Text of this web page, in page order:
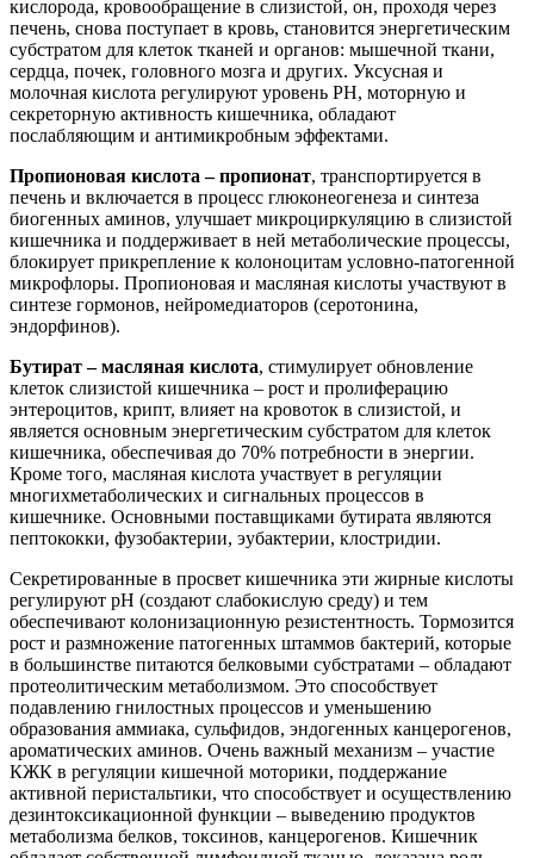
кислорода, кровообращение в слизистой, он, проходя через
печень, снова поступает в кровь, становится энергетическим
субстратом для клеток тканей и органов: мышечной ткани,
сердца, почек, головного мозга и других. Уксусная и
молочная кислота регулируют уровень РН, моторную и
секреторную активность кишечника, обладают
послабляющим и антимикробным эффектами.
Пропионовая кислота – пропионат, транспортируется в
печень и включается в процесс глюконеогенеза и синтеза
биогенных аминов, улучшает микроциркуляцию в слизистой
кишечника и поддерживает в ней метаболические процессы,
блокирует прикрепление к колоноцитам условно-патогенной
микрофлоры. Пропионовая и масляная кислоты участвуют в
синтезе гормонов, нейромедиаторов (серотонина,
эндорфинов).
Бутират – масляная кислота, стимулирует обновление
клеток слизистой кишечника – рост и пролиферацию
энтероцитов, крипт, влияет на кровоток в слизистой, и
является основным энергетическим субстратом для клеток
кишечника, обеспечивая до 70% потребности в энергии.
Кроме того, масляная кислота участвует в регуляции
многихметаболических и сигнальных процессов в
кишечнике. Основными поставщиками бутирата являются
пептококки, фузобактерии, эубактерии, клостридии.
Секретированные в просвет кишечника эти жирные кислоты
регулируют рН (создают слабокислую среду) и тем
обеспечивают колонизационную резистентность. Тормозится
рост и размножение патогенных штаммов бактерий, которые
в большинстве питаются белковыми субстратами – обладают
протеолитическим метаболизмом. Это способствует
подавлению гнилостных процессов и уменьшению
образования аммиака, сульфидов, эндогенных канцерогенов,
ароматических аминов. Очень важный механизм – участие
КЖК в регуляции кишечной моторики, поддержание
активной перистальтики, что способствует и осуществлению
дезинтоксикационной функции – выведению продуктов
метаболизма белков, токсинов, канцерогенов. Кишечник